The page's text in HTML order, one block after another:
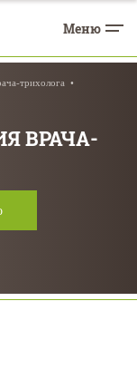
Меню
трихолога
ВРАЧА-